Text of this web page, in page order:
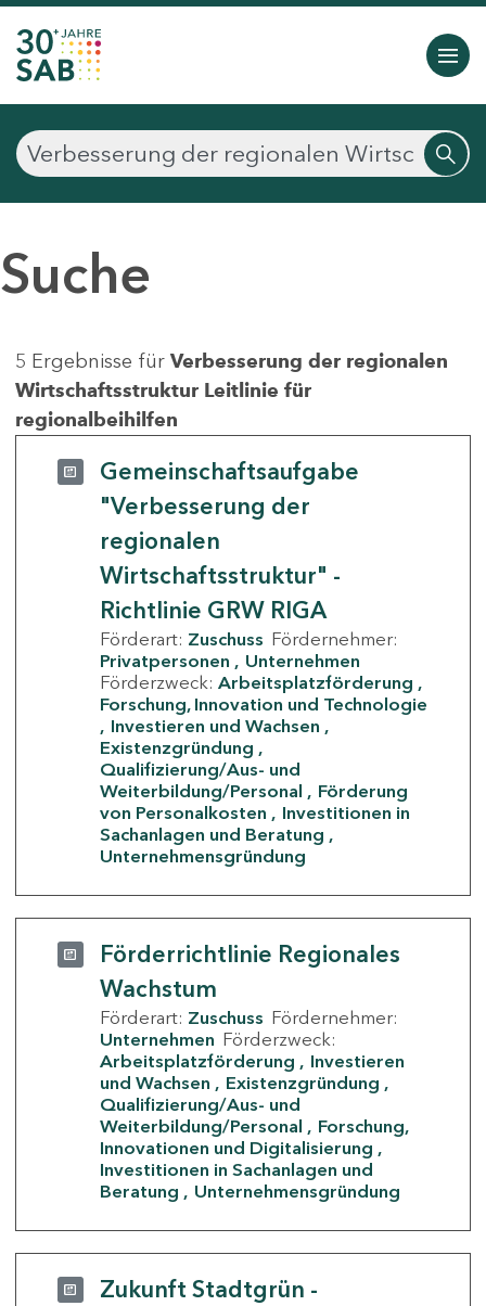
Suche
5 Ergebnisse für Verbesserung der regionalen
Wirtschaftsstruktur Leitlinie für
regionalbeihilfen
Gemeinschaftsaufgabe
"Verbesserung der
regionalen
Wirtschaftsstruktur" -
Richtlinie GRW RIGA
Förderart: Zuschuss Fördernehmer:
Privatpersonen
Unternehmen
Förderzweck: Arbeitsplatzförderung
Forschung, Innovation und Technologie
Investieren und Wachsen
Existenzgründung
Qualifizierung/Aus- und
Weiterbildung/Personal
Förderung
von Personalkosten
Investitionen in
Sachanlagen und Beratung
Unternehmensgründung
Förderrichtlinie Regionales
Wachstum
Förderart: Zuschuss Fördernehmer:
Unternehmen Förderzweck:
Arbeitsplatzförderung
Investieren
und Wachsen
Existenzgründung
Qualifizierung/Aus- und
Weiterbildung/Personal
Forschung,
Innovationen und Digitalisierung
Investitionen in Sachanlagen und
Beratung
Unternehmensgründung
Zukunft Stadtgrün -